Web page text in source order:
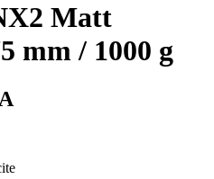
Matt
mm / 1000 g